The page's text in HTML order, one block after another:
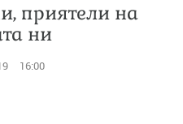
приятели на
ни
16:00